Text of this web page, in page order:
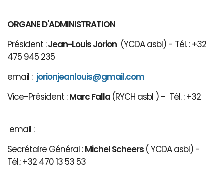
ORGANE D'ADMINISTRATION
Président :Jean-Louis Jorion (YCDA asbl) - Tél. : +32
475 945 235
email : jorionjeanlouis@gmail.com
Vice-Président :Marc Falla (RYCH asbl ) - Tél. : +32
email :
Secrétaire Général :Michel Scheers ( YCDA asbl) -
Tél.: +32 470 13 53 53